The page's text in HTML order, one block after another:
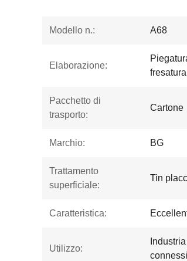
Modello n.: A68
Elaborazione:
fresatura
Pacchetto di
trasporto:
Cartone
Marchio: BG
Trattamento
superficiale:
Tin
Caratteristica:
Utilizzo: